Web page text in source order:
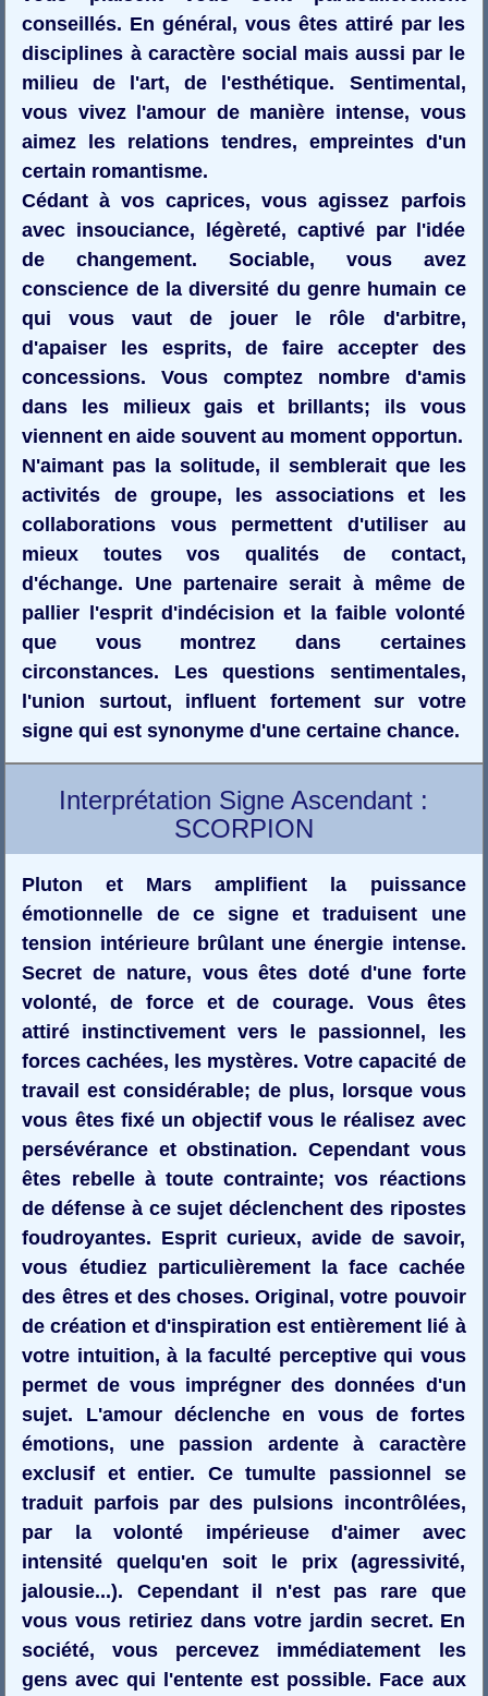
conseillés. En général, vous êtes attiré par les
disciplines à caractère social mais aussi par le
milieu de l'art, de l'esthétique. Sentimental,
vous vivez l'amour de manière intense, vous
aimez les relations tendres, empreintes d'un
certain romantisme.
Cédant à vos caprices, vous agissez parfois
avec insouciance, légèreté, captivé par l'idée
de changement. Sociable, vous avez
conscience de la diversité du genre humain ce
qui vous vaut de jouer le rôle d'arbitre,
d'apaiser les esprits, de faire accepter des
concessions. Vous comptez nombre d'amis
dans les milieux gais et brillants; ils vous
viennent en aide souvent au moment opportun.
N'aimant pas la solitude, il semblerait que les
activités de groupe, les associations et les
collaborations vous permettent d'utiliser au
mieux toutes vos qualités de contact,
d'échange. Une partenaire serait à même de
pallier l'esprit d'indécision et la faible volonté
que vous montrez dans certaines
circonstances. Les questions sentimentales,
l'union surtout, influent fortement sur votre
signe qui est synonyme d'une certaine chance.
Interprétation Signe Ascendant :
SCORPION
Pluton et Mars amplifient la puissance
émotionnelle de ce signe et traduisent une
tension intérieure brûlant une énergie intense.
Secret de nature, vous êtes doté d'une forte
volonté, de force et de courage. Vous êtes
attiré instinctivement vers le passionnel, les
forces cachées, les mystères. Votre capacité de
travail est considérable; de plus, lorsque vous
vous êtes fixé un objectif vous le réalisez avec
persévérance et obstination. Cependant vous
êtes rebelle à toute contrainte; vos réactions
de défense à ce sujet déclenchent des ripostes
foudroyantes. Esprit curieux, avide de savoir,
vous étudiez particulièrement la face cachée
des êtres et des choses. Original, votre pouvoir
de création et d'inspiration est entièrement lié à
votre intuition, à la faculté perceptive qui vous
permet de vous imprégner des données d'un
sujet. L'amour déclenche en vous de fortes
émotions, une passion ardente à caractère
exclusif et entier. Ce tumulte passionnel se
traduit parfois par des pulsions incontrôlées,
par la volonté impérieuse d'aimer avec
intensité quelqu'en soit le prix (agressivité,
jalousie...). Cependant il n'est pas rare que
vous vous retiriez dans votre jardin secret. En
société, vous percevez immédiatement les
gens avec qui l'entente est possible. Face aux